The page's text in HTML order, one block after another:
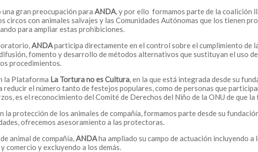
gran preocupación para ANDA, y por ello formamos parte de la coalición
circos con animales salvajes y las Comunidades Autónomas que los tienen
para ampliar estas prohibiciones.
ANDAparticipa directamente en el control sobre el cumplimiento de
fomento y desarrollo de métodos alternativos que sustituyan el uso
procedimientos.
la Plataforma La Tortura no es Cultura, en la que está integrada desde su
el número tanto de festejos populares, como de personas que
es el reconocimiento del Comité de Derechos del Niño de la ONU de que
la protección de los animales de compañía, formamos parte desde su
ofrecemos asesoramiento a las protectoras.
animal de compañía,ANDAha ampliado su campo de actuación incluyendo
comercio y excluyendo a los demás.